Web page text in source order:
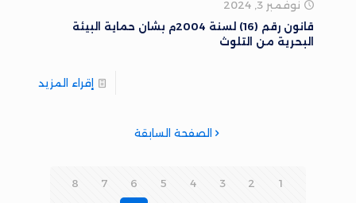
نوفمبر 3, 2024
قانون رقم (16) لسنة 2004م بشان حماية البيئة
البحرية من التلوث
إقراء المزيد
الصفحة السابقة
1
2
3
4
5
6
7
8